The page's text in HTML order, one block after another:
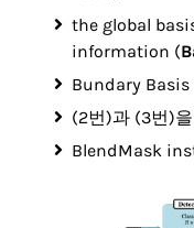
the global
information (
Bundary Basis
(2번)과 (3번)을
BlendMask